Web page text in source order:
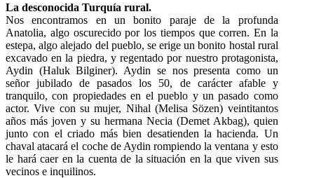
La desconocida Turquía rural.
Nos encontramos en un bonito paraje de la profunda
Anatolia, algo oscurecido por los tiempos que corren. En la
estepa, algo alejado del pueblo, se erige un bonito hostal rural
excavado en la piedra, y regentado por nuestro protagonista,
Aydin (Haluk Bilginer). Aydin se nos presenta como un
señor jubilado de pasados los 50, de carácter afable y
tranquilo, con propiedades en el pueblo y un pasado como
actor. Vive con su mujer, Nihal (Melisa Sözen) veintitantos
años más joven y su hermana Necia (Demet Akbag), quien
junto con el criado más bien desatienden la hacienda. Un
chaval atacará el coche de Aydin rompiendo la ventana y esto
le hará caer en la cuenta de la situación en la que viven sus
vecinos e inquilinos.